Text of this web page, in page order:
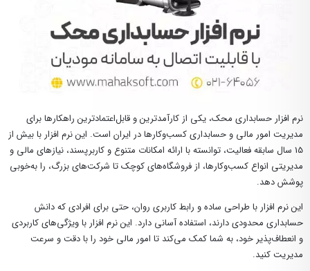
نرم افزار حسابداری محک، یکی از کارآمدترین و قابل‌اعتمادترین راهکارها برای
مدیریت امور مالی و حسابداری کسب‌وکارها در ایران است. این نرم افزار با بیش از
15 سال سابقه فعالیت، توانسته با ارائه امکانات متنوع و کاربرپسند، نیازهای مالی و
مدیریتی انواع کسب‌وکارها، از فروشگاه‌های کوچک تا شرکت‌های بزرگ، را به‌خوبی
پوشش دهد.
این نرم افزار با طراحی ساده و رابط کاربری روان، حتی برای افرادی که دانش
حسابداری محدودی دارند، استفاده آسانی دارد. این نرم افزار با ویژگی‌های کاربردی
و انعطاف‌پذیر خود، به شما کمک می‌کند تا امور مالی خود را با دقت و سرعت
مدیریت کنید.